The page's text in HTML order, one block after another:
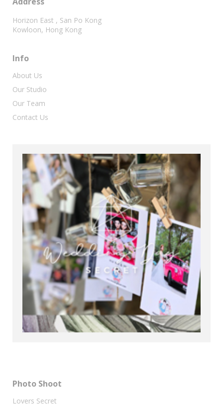
Horizon East , San Po Kong
Kowloon, Hong Kong
Info
About Us
Our Studio
Our Team
Contact Us
Photo Shoot
Lovers Secret